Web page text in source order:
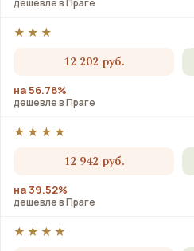
дешевле в Праге
★★★
12 202 руб.
на 56.78%
дешевле в Праге
★★★★
12 942 руб.
на 39.52%
дешевле в Праге
★★★★